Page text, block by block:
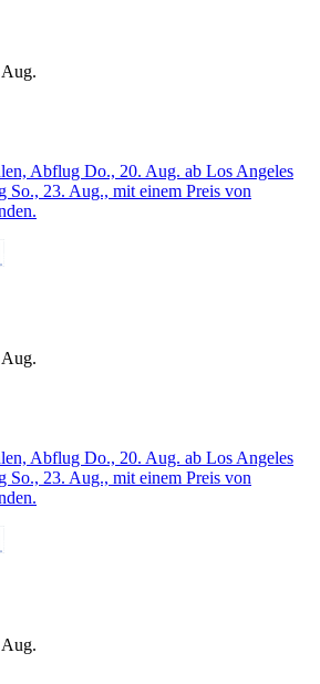
Abflug Do., 20. Aug. ab Los Angeles
So., 23. Aug., mit einem Preis von
Abflug Do., 20. Aug. ab Los Angeles
So., 23. Aug., mit einem Preis von